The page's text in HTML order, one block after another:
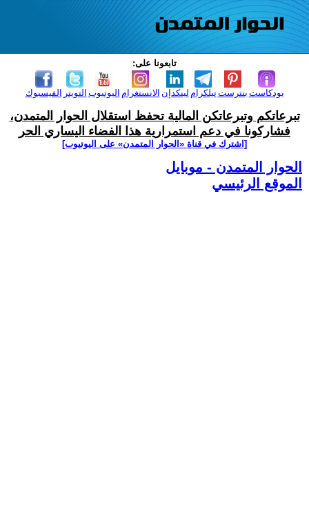
تابعونا على:
الفيسبوك التويتر اليوتيوب الانستغرام لينكدإن تيلكرامبنترست بودكاست
تبرعاتكم وتبرعاتكن المالية تحفظ استقلال الحوار المتمدن،
فشاركونا في دعم استمرارية هذا الفضاء اليساري الحر
[اشترك في قناة ‫«الحوار المتمدن» على اليوتيوب]
الحوار المتمدن - موبايل
الموقع الرئيسي